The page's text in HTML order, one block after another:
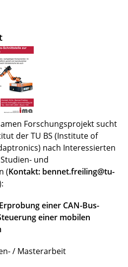
Forschungsprojekt sucht
der TU BS (Institute of
nach Interessierten
und
(Kontakt: bennet.freiling@tu-
einer CAN-Bus-
einer mobilen
/ Masterarbeit